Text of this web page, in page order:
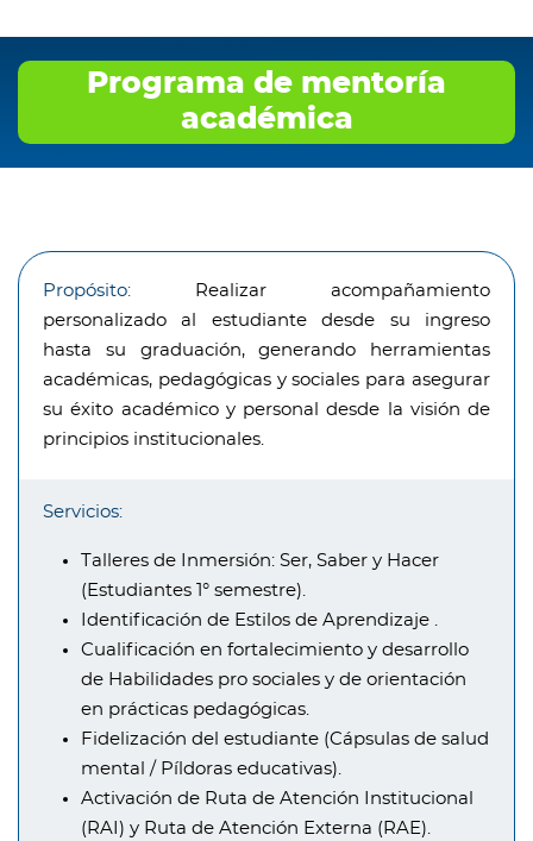
Programa de mentoría
académica
Propósito: Realizar acompañamiento
personalizado al estudiante desde su ingreso
hasta su graduación, generando herramientas
académicas, pedagógicas y sociales para asegurar
su éxito académico y personal desde la visión de
principios institucionales.
Servicios:
Talleres de Inmersión: Ser, Saber y Hacer
(Estudiantes 1° semestre).
Identificación de Estilos de Aprendizaje .
Cualificación en fortalecimiento y desarrollo
de Habilidades pro sociales y de orientación
en prácticas pedagógicas.
Fidelización del estudiante (Cápsulas de salud
mental / Píldoras educativas).
Activación de Ruta de Atención Institucional
(RAI) y Ruta de Atención Externa (RAE).